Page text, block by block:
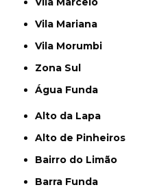
Vila Mariana
Vila Morumbi
Zona Sul
Água Funda
Alto da Lapa
Alto de Pinheiros
Bairro do Limão
Barra Funda